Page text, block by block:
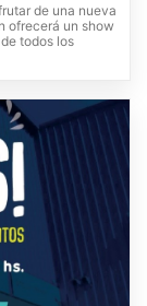
de una nueva
ofrecerá un show
todos los